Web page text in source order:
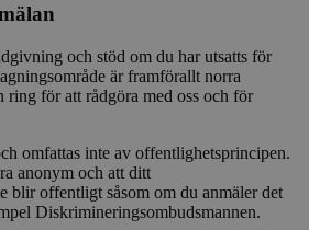
och stöd om du har utsatts för
är framförallt norra
ring för att rådgöra med oss och för
omfattas inte av offentlighetsprincipen.
anonym och att ditt
blir offentligt såsom om du anmäler det
Diskrimineringsombudsmannen.